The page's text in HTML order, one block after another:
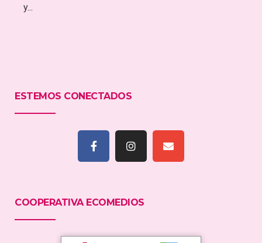
y...
ESTEMOS CONECTADOS
COOPERATIVA ECOMEDIOS